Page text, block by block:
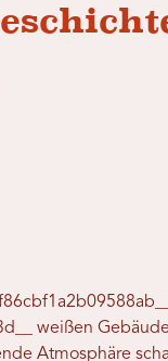
weißen
Atmosphäre